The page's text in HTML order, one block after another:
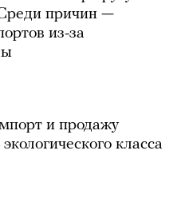
причин —
из-за
и продажу
класса